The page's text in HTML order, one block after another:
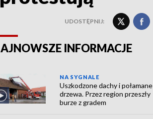
UDOSTĘPNIJ:
INFORMACJE
NA SYGNALE
Uszkodzone dachy i połamane
drzewa. Przez region przeszły
burze z gradem